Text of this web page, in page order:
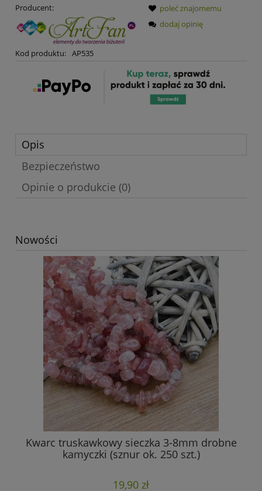
Producent:
Kod produktu: AP535
poleć znajomemu
dodaj opinię
Opis
Bezpieczeństwo
Opinie o produkcie (0)
Nowości
Kwarc truskawkowy sieczka 3-8mm drobne
kamyczki (sznur ok. 250 szt.)
19,90 zł